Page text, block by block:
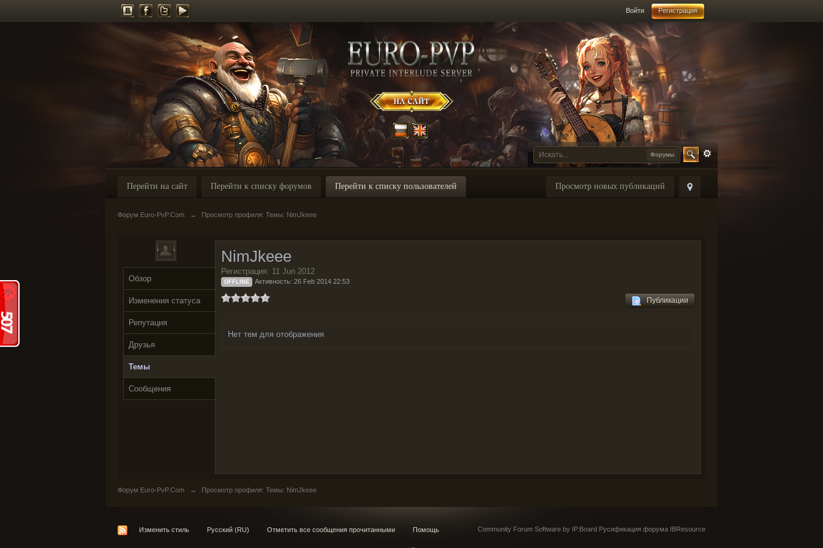
Войти Регистрация
Форумы
Просмотр новых публикаций
Перейти на сайт Перейти к списку форумов Перейти к списку пользователей
Форум Euro-PvP.Com → Просмотр профиля: Темы: NimJkeee
Обзор
Изменения статуса
Репутация
Друзья
Темы
Сообщения
NimJkeee
Регистрация: 11 Jun 2012
OFFLINE Активность: 26 Feb 2014 22:53
Публикации
Нет тем для отображения
Форум Euro-PvP.Com → Просмотр профиля: Темы: NimJkeee
Изменить стиль Русский (RU) Отметить все сообщения прочитанными Помощь Community Forum Software by IP.Board Русификация форума IBResource